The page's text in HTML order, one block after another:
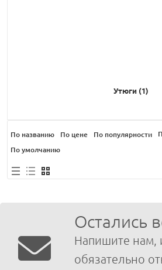
Утюги (1)
По названию По цене По популярности
По умолчанию
Остались
Напишите нам,
обязательно